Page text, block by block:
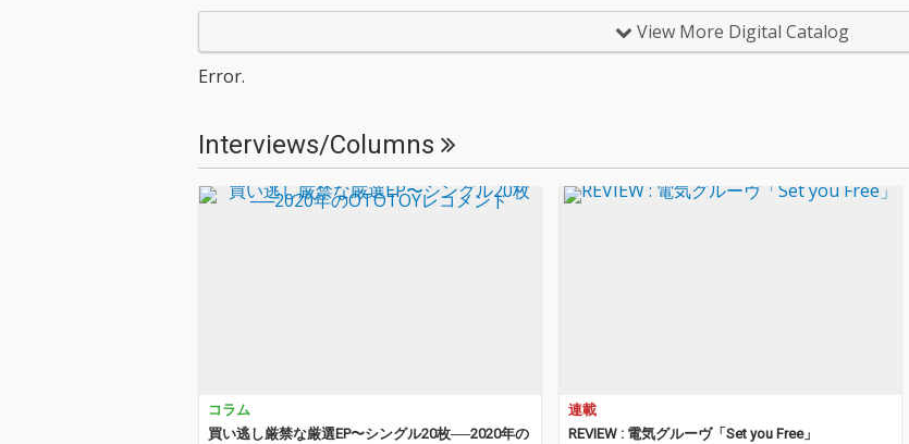
トデザインは田中秀幸
（FrameGraphics）が
トデザインは田中秀幸
（FrameGraphics）が
View More Digital Catalog
Error.
Interviews/Columns
コラム
買い逃し厳禁な厳選EP〜シングル20枚──2020年の
連載
REVIEW : 電気グルーヴ「Set you Free」